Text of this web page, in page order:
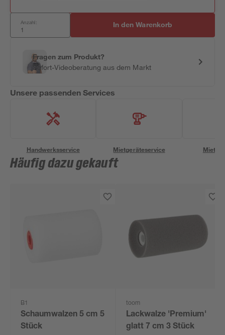
Anzahl: In den Warenkorb
Fragen zum Produkt?
Sofort-Videoberatung aus dem Markt
Unsere passenden Services
Handwerksservice Mietgeräteservice
Häufig dazu gekauft
B1
Schaumwalzen 5 cm 5
Stück
toom
Lackwalze 'Premium'
glatt 7 cm 3 Stück